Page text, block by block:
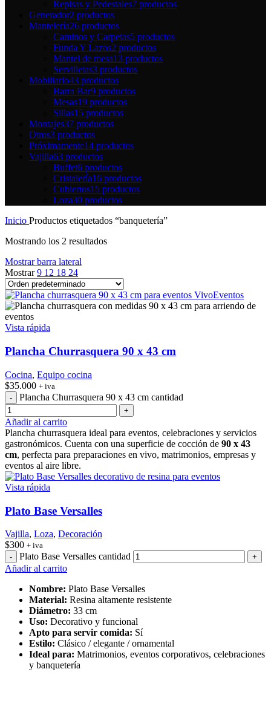
Repisas y Pedestales7 productos
Generador2 productos
Mantelería26 productos
Caminos y Carpetas5 productos
Funda Y Lazos2 productos
Mantel de mesa13 productos
Servilletas3 productos
Mobiliario43 productos
Barra Bar9 productos
Mesas19 productos
Sillas15 productos
Montajes37 productos
Otros3 productos
Próximamente14 productos
Vajilla63 productos
Buffet6 productos
Cristalería16 productos
Cubiertos15 productos
Loza30 productos
Inicio Productos etiquetados “banquetería”
Mostrando los 2 resultados
Mostrar barra lateral
Mostrar9 12 18 24
Vista rápida
Plancha Churrasquera 90 x 43 cm
Cocina, Equipo cocina
$35.000 + iva
Plancha Churrasquera 90 x 43 cm cantidad
Añadir al carrito
Plancha churrasquera ideal para eventos, celebraciones y servicios
gastronómicos. Cuenta con una superficie de cocción de 90 x 43
cm, perfecta para preparaciones en vivo, matrimonios, empresas y
eventos al aire libre.
Vista rápida
Plato Base Versalles
Vajilla, Loza, Decoración
$300 + iva
Plato Base Versalles cantidad
Añadir al carrito
Nombre: Plato Base Versalles
Material: Resina altamente resistente
Diámetro: 33 cm
Uso: Decorativo y funcional
Apto para servir comida: Sí
Estilo: Clásico / elegante / ornamental
Ideal para: Matrimonios, eventos corporativos, celebraciones
y banquetería